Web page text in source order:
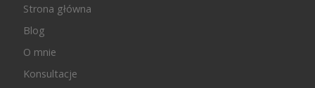
Strona główna
Blog
O mnie
Konsultacje